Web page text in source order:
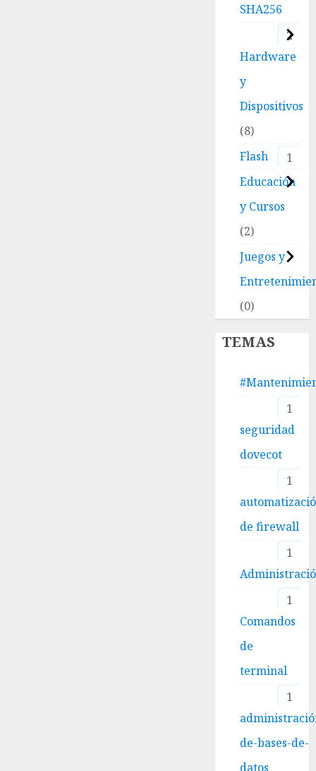
SHA256
2
Hardware
y
Dispositivos
8
Flash
1
Educación
y Cursos
2
Juegos y
0
TEMAS
1
seguridad
dovecot
1
de firewall
1
1
Comandos
de
terminal
1
de-bases-de-
datos